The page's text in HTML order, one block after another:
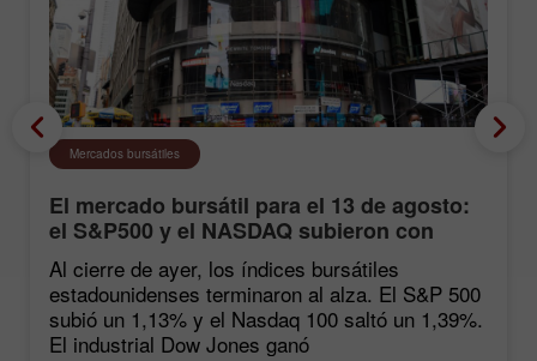
Mercados bursátiles
El mercado bursátil para el 13 de agosto:
el S&P500 y el NASDAQ subieron con
fuerza tras las estadísticas de inflación
Al cierre de ayer, los índices bursátiles
estadounidenses terminaron al alza. El S&P 500
subió un 1,13% y el Nasdaq 100 saltó un 1,39%.
El industrial Dow Jones ganó